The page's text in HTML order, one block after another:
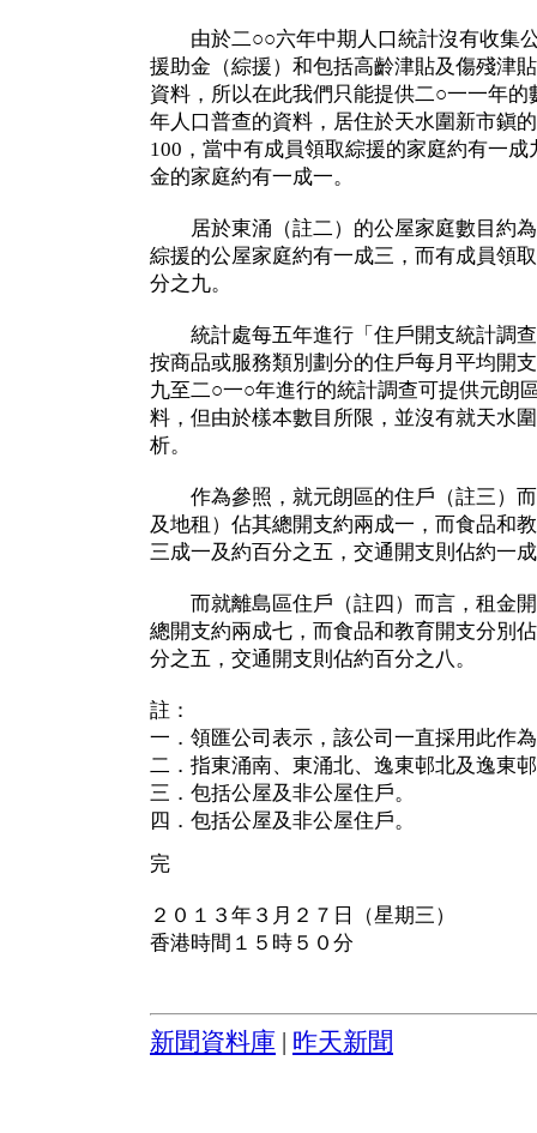
由於二○○六年中期人口統計沒有收集
援助金（綜援）和包括高齡津貼及傷殘津
資料，所以在此我們只能提供二○一一年
年人口普查的資料，居住於天水圍新市鎭
100，當中有成員領取綜援的家庭約有一
金的家庭約有一成一。
居於東涌（註二）的公屋家庭數目約為
綜援的公屋家庭約有一成三，而有成員領
分之九。
統計處每五年進行「住戶開支統計調查
按商品或服務類別劃分的住戶每月平均開
九至二○一○年進行的統計調查可提供元朗
料，但由於樣本數目所限，並沒有就天水
析。
作為參照，就元朗區的住戶（註三）而
及地租）佔其總開支約兩成一，而食品和
三成一及約百分之五，交通開支則佔約一
而就離島區住戶（註四）而言，租金開
總開支約兩成七，而食品和教育開支分別
分之五，交通開支則佔約百分之八。
註：
一．領匯公司表示，該公司一直採用此作
二．指東涌南、東涌北、逸東邨北及逸東
三．包括公屋及非公屋住戶。
四．包括公屋及非公屋住戶。
完
２０１３年３月２７日（星期三）
香港時間１５時５０分
新聞資料庫 昨天新聞